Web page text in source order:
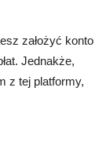
założyć konto
Jednakże,
z tej platformy,